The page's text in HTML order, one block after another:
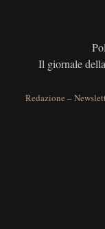
Il giornale
Redazione –